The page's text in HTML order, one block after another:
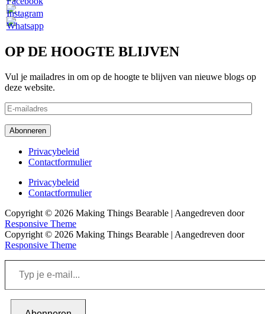
OP DE HOOGTE BLIJVEN
Vul je mailadres in om op de hoogte te blijven van nieuwe blogs op
deze website.
E-
mailadres
Abonneren
Footer
menu
Privacybeleid
Contactformulier
Footer
menu
Privacybeleid
Contactformulier
Copyright © 2026 Making Things Bearable | Aangedreven door
Responsive Theme
Copyright © 2026 Making Things Bearable | Aangedreven door
Responsive Theme